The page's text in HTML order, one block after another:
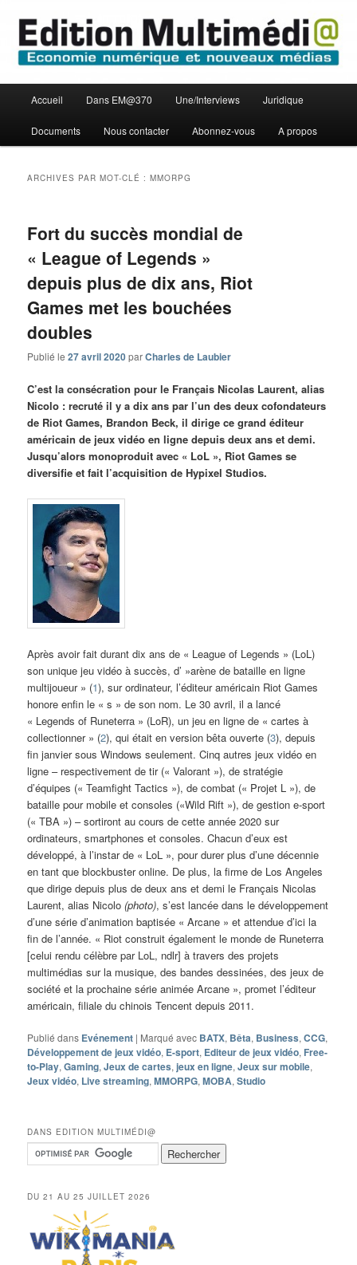
contenu
principal
contenu
secondaire
Edition Multimédi@
principal
Accueil Dans EM@370 Une/Interviews Juridique
Documents Nous contacter Abonnez-vous A propos
ARCHIVES PAR MOT-CLÉ :MMORPG
Fort du succès mondial de
« League of Legends »
depuis plus de dix ans, Riot
Games met les bouchées
doubles
Publié le27 avril 2020parCharles de Laubier
C’est la consécration pour le Français Nicolas Laurent, alias
Nicolo : recruté il y a dix ans par l’un des deux cofondateurs
de Riot Games, Brandon Beck, il dirige ce grand éditeur
américain de jeux vidéo en ligne depuis deux ans et demi.
Jusqu’alors monoproduit avec « LoL », Riot Games se
diversifie et fait l’acquisition de Hypixel Studios.
Après avoir fait durant dix ans de « League of Legends » (LoL)
son unique jeu vidéo à succès, d’ »arène de bataille en ligne
multijoueur » (1), sur ordinateur, l’éditeur américain Riot Games
honore enfin le « s » de son nom. Le 30 avril, il a lancé
« Legends of Runeterra » (LoR), un jeu en ligne de « cartes à
collectionner » (2), qui était en version bêta ouverte (3), depuis
fin janvier sous Windows seulement. Cinq autres jeux vidéo en
ligne – respectivement de tir (« Valorant »), de stratégie
d’équipes (« Teamfight Tactics »), de combat (« Projet L »), de
bataille pour mobile et consoles («Wild Rift »), de gestion e-sport
(« TBA ») – sortiront au cours de cette année 2020 sur
ordinateurs, smartphones et consoles. Chacun d’eux est
développé, à l’instar de « LoL », pour durer plus d’une décennie
en tant que blockbuster online. De plus, la firme de Los Angeles
que dirige depuis plus de deux ans et demi le Français Nicolas
Laurent, alias Nicolo(photo), s’est lancée dans le développement
d’une série d’animation baptisée « Arcane » et attendue d’ici la
fin de l’année. « Riot construit également le monde de Runeterra
[celui rendu célèbre par LoL, ndlr] à travers des projets
multimédias sur la musique, des bandes dessinées, des jeux de
société et la prochaine série animée Arcane », promet l’éditeur
américain, filiale du chinois Tencent depuis 2011.
Publié dans Evénement | Marqué avec BATX, Bêta, Business,CCG,
Développement de jeux vidéo, E-sport, Editeur de jeux vidéo, Free-
to-Play,Gaming,Jeux de cartes,jeux en ligne,Jeux sur mobile,
Jeux vidéo, Live streaming,MMORPG,MOBA,Studio
DANS EDITION MULTIMÉDI@
DU 21 AU 25 JUILLET 2026